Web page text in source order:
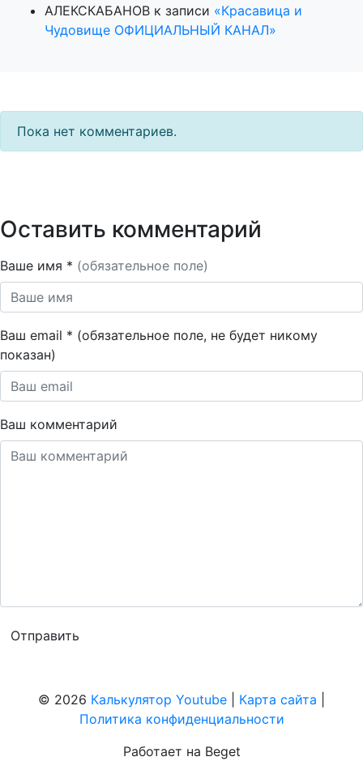
АЛЕКСКАБАНОВ к записи «Красавица и
Чудовище ОФИЦИАЛЬНЫЙ КАНАЛ»
Пока нет комментариев.
Оставить комментарий
Ваше имя * (обязательное поле)
Ваш email * (обязательное поле, не будет никому
показан)
Ваш комментарий
© 2026 Калькулятор Youtube Карта сайта
Политика конфиденциальности
Работает на Beget